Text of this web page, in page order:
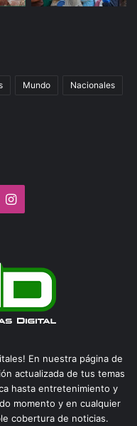
Mundo Nacionales
Instagram
En nuestra página de
actualizada de tus temas
hasta entretenimiento y
momento y en cualquier
cobertura de noticias.